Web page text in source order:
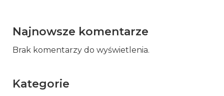
Najnowsze komentarze
Brak komentarzy do wyświetlenia.
Kategorie